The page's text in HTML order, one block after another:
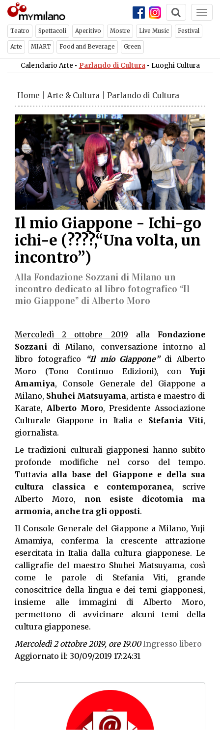
Teatro Spettacoli Aperitivo Mostre Live Music Festival
Arte MIART Food and Beverage Green
Calendario Arte • Parlando di Cultura • Luoghi Cultura
Home Arte & Cultura Parlando di Cultura
Il mio Giappone - Ichi-go
ichi-e (????,“Una volta, un
incontro”)
Alla Fondazione Sozzani di Milano un
incontro dedicato al libro fotografico “Il
mio Giappone” di Alberto Moro
Mercoledì 2 ottobre 2019 alla Fondazione
Sozzani di Milano, conversazione intorno al
libro fotografico
“Il mio Giappone” di Alberto
Moro (Tono Continuo Edizioni), con Yuji
Amamiya, Console Generale del Giappone a
Milano, Shuhei Matsuyama, artista e maestro di
Karate, Alberto Moro, Presidente Associazione
Culturale Giappone in Italia e Stefania Viti,
giornalista.
Le tradizioni culturali giapponesi hanno subito
profonde modifiche nel corso del tempo.
Tuttavia alla base del Giappone e della sua
cultura classica e contemporanea, scrive
Alberto Moro, non esiste dicotomia ma
armonia, anche tra gli opposti.
Il Console Generale del Giappone a Milano, Yuji
Amamiya, conferma la crescente attrazione
esercitata in Italia dalla cultura giapponese. Le
calligrafie del maestro Shuhei Matsuyama, così
come le parole di Stefania Viti, grande
conoscitrice della lingua e dei temi giapponesi,
insieme alle immagini di Alberto Moro,
permettono di avvicinare alcuni temi della
cultura giapponese.
Mercoledì 2 ottobre 2019, ore 19.00Ingresso libero
Aggiornato il: 30/09/2019 17:24:31